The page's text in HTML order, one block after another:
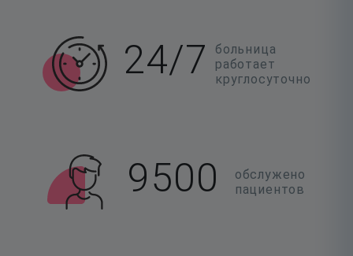
24/7
больница
работает
круглосуточно
9500
обслужено
пациентов